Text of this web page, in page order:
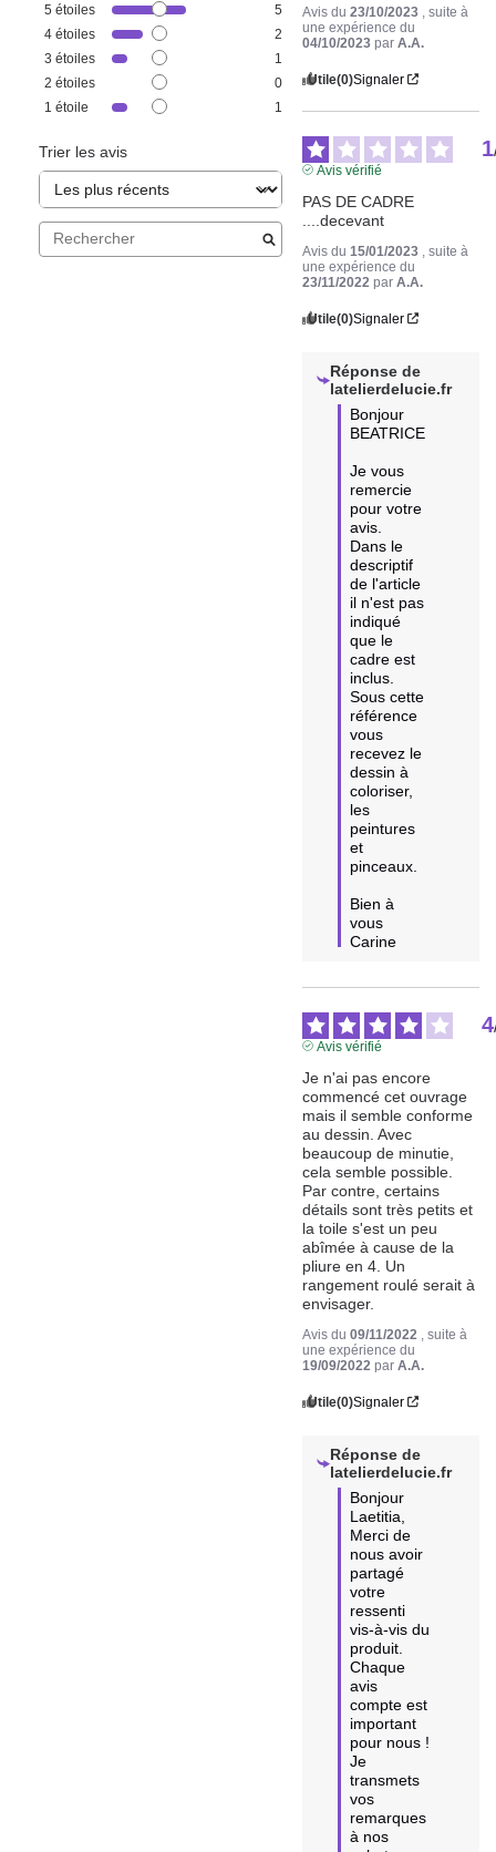
5 étoiles
5
4 étoiles
2
3 étoiles
1
2 étoiles
0
1 étoile 1
Trier les avis
Avis du23/10/2023
, suite à
une expérience du
04/10/2023 parA.A.
Utile(0)Signaler
1
Avis vérifié
PAS DE CADRE
....decevant
Avis du 15/01/2023
, suite à
une expérience du
23/11/2022 parA.A.
Utile(0)Signaler
Réponse de
latelierdelucie.fr
Bonjour
BEATRICE
Je vous
remercie
pour votre
avis.
Dans le
descriptif
de l'article
il n'est pas
indiqué
que le
cadre est
inclus.
Sous cette
référence
vous
recevez le
dessin à
coloriser,
les
peintures
et
pinceaux.
Bien à
vous
Carine
4
Avis vérifié
Je n'ai pas encore
commencé cet ouvrage
mais il semble conforme
au dessin. Avec
beaucoup de minutie,
cela semble possible.
Par contre, certains
détails sont très petits et
la toile s'est un peu
abîmée à cause de la
pliure en 4. Un
rangement roulé serait à
envisager.
Avis du09/11/2022
, suite à
une expérience du
19/09/2022 parA.A.
Utile(0)Signaler
Réponse de
latelierdelucie.fr
Bonjour
Laetitia,
Merci de
nous avoir
partagé
votre
ressenti
vis-à-vis du
produit.
Chaque
avis
compte est
important
pour nous !
Je
transmets
vos
remarques
à nos